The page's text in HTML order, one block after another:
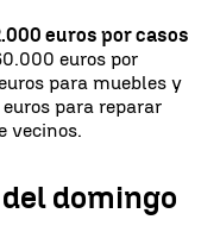
euros por casos
euros por
para muebles y
para reparar
vecinos.
domingo